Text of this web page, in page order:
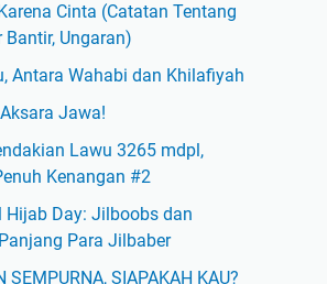
Cinta (Catatan Tentang
Bantir, Ungaran)
Antara Wahabi dan Khilafiyah
Jawa!
Lawu 3265 mdpl,
Kenangan #2
Hijab Day: Jilboobs dan
Para Jilbaber
SEMPURNA, SIAPAKAH KAU?